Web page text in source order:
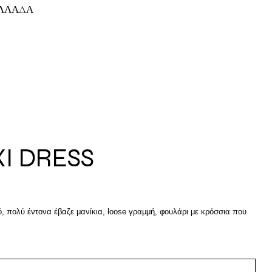
DRESS
πολύ έντονα έβαζε μανίκια, loose γραμμή, φουλάρι με κρόσσια που